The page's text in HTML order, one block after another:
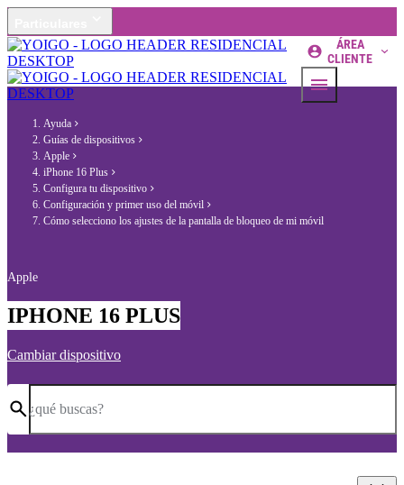
ÁREA
CLIENTE
Ayuda
Guías de dispositivos
Apple
iPhone 16 Plus
Configura tu dispositivo
Configuración y primer uso del móvil
Cómo selecciono los ajustes de la pantalla de bloqueo de mi móvil
Apple
IPHONE 16 PLUS
Cambiar dispositivo
¿qué buscas?